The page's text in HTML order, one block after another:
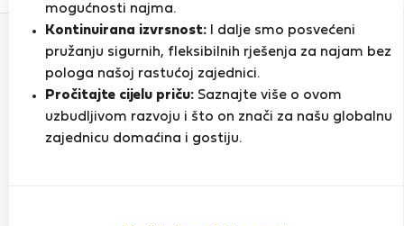
mogućnosti najma.
Kontinuirana izvrsnost: I dalje smo posvećeni
pružanju sigurnih, fleksibilnih rješenja za najam bez
pologa našoj rastućoj zajednici.
Pročitajte cijelu priču: Saznajte više o ovom
uzbudljivom razvoju i što on znači za našu globalnu
zajednicu domaćina i gostiju.
Ocjena